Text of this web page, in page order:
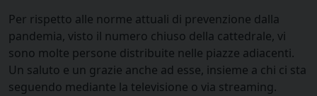
Per rispetto alle norme attuali di prevenzione dalla
pandemia, visto il numero chiuso della cattedrale, vi
sono molte persone distribuite nelle piazze adiacenti.
Un saluto e un grazie anche ad esse, insieme a chi ci sta
seguendo mediante la televisione o via streaming.